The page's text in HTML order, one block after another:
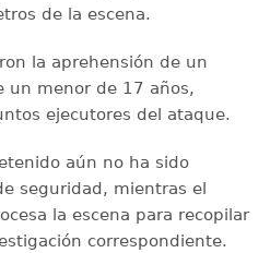
de la escena.
la aprehensión de un
un menor de 17 años,
ejecutores del ataque.
aún no ha sido
seguridad, mientras el
la escena para recopilar
correspondiente.